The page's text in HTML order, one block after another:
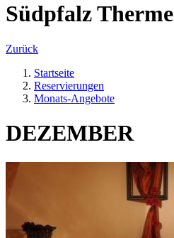
Südpfalz Therme
Zurück
Startseite
Reservierungen
Monats-Angebote
DEZEMBER